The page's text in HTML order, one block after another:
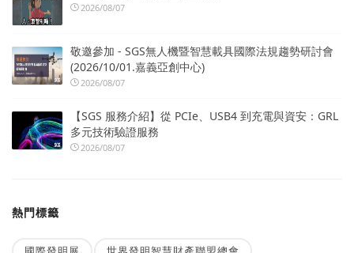
2026/08/07
敬邀參加 - SGS無人機暨智慧載具國際法規趨勢研討會
(2026/10/01.嘉義亞創中心)
2026/08/07
【SGS 服務介紹】從 PCIe、USB4 到充電與資安：GRL
多元技術驗證服務
2026/08/07
熱門標籤